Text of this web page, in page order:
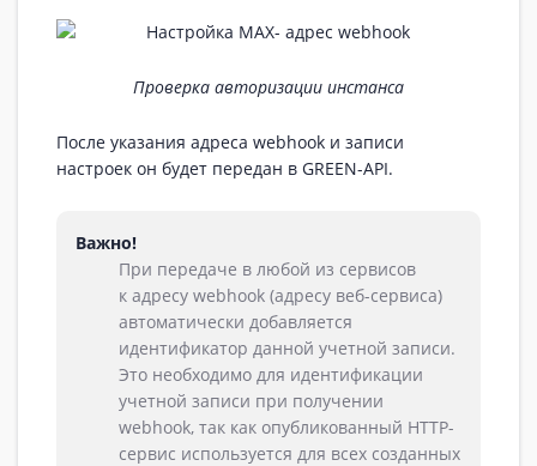
Проверка авторизации инстанса
После указания адреса webhook и записи
настроек он будет передан в GREEN-API.
Важно!
При передаче в любой из сервисов
к адресу webhook (адресу веб-сервиса)
автоматически добавляется
идентификатор данной учетной записи.
Это необходимо для идентификации
учетной записи при получении
webhook, так как опубликованный HTTP-
сервис используется для всех созданных